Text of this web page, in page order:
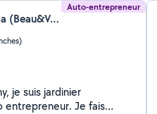
Auto-entrepreneur
Anthony Zaragoza (Beau&Vert)
je suis jardinier
Je fais